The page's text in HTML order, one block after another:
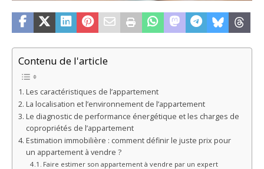
Contenu de l'article
Les caractéristiques de l’appartement
La localisation et l’environnement de l’appartement
Le diagnostic de performance énergétique et les charges de
copropriétés de l’appartement
Estimation immobilière : comment définir le juste prix pour
un appartement à vendre ?
Faire estimer son appartement à vendre par un expert